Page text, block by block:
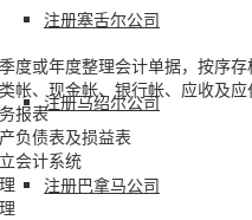
注册塞舌尔公司
注册马绍尔公司
注册巴拿马公司
度或年度整理会计单据，按序存
帐、现金帐、银行帐、应收及应
报表
负债表及损益表
会计系统